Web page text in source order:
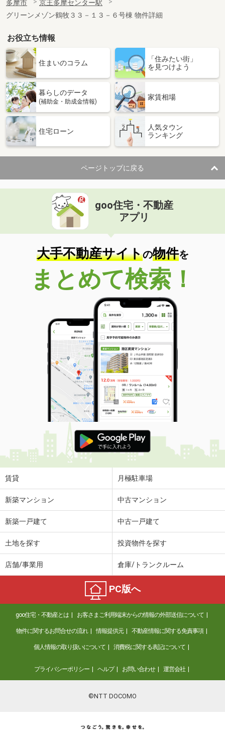
多摩市
京王多摩センター駅
グリーンメゾン鶴牧３３－１３－６号棟 物件詳細
お役立ち情報
住まいのコラム
「住みたい街」
を見つけよう
暮らしのデータ
(補助金・助成金情報)
家賃相場
住宅ローン
人気タウン
ランキング
ページトップに戻る
goo住宅・不動産
アプリ
大手不動産サイトの物件を
まとめて検索！
賃貸 月極駐車場
新築マンション 中古マンション
新築一戸建て 中古一戸建て
土地を探す 投資物件を探す
店舗/事業用 倉庫/トランクルーム
PC版へ
goo住宅・不動産とは お客さまご利用端末からの情報の外部送信について
物件に関するお問合せの流れ 情報提供元 不動産情報に関する免責事項
個人情報の取り扱いについて 消費税に関する表記について
プライバシーポリシー ヘルプ お問い合わせ 運営会社
©NTT DOCOMO